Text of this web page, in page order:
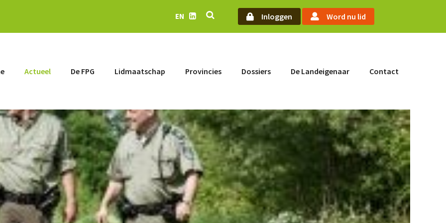
EN
Inloggen Word nu lid
Actueel De FPG Lidmaatschap Provincies Dossiers De Landeigenaar Contact
Home
Actueel
Nieuws